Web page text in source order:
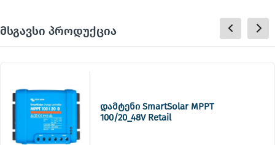
მსგავსი პროდუქცია
დამტენი SmartSolar MPPT
100/20_48V Retail